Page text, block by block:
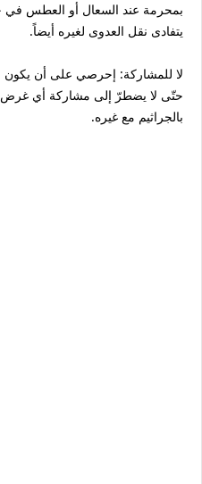
بمحرمة عند السعال أو العطس في
يتفادى نقل العدوى لغيره أيضاً.
لا للمشاركة: إحرصي على أن يكون
حتّى لا يضطرّ إلى مشاركة أي غرض
بالجراثيم مع غيره.